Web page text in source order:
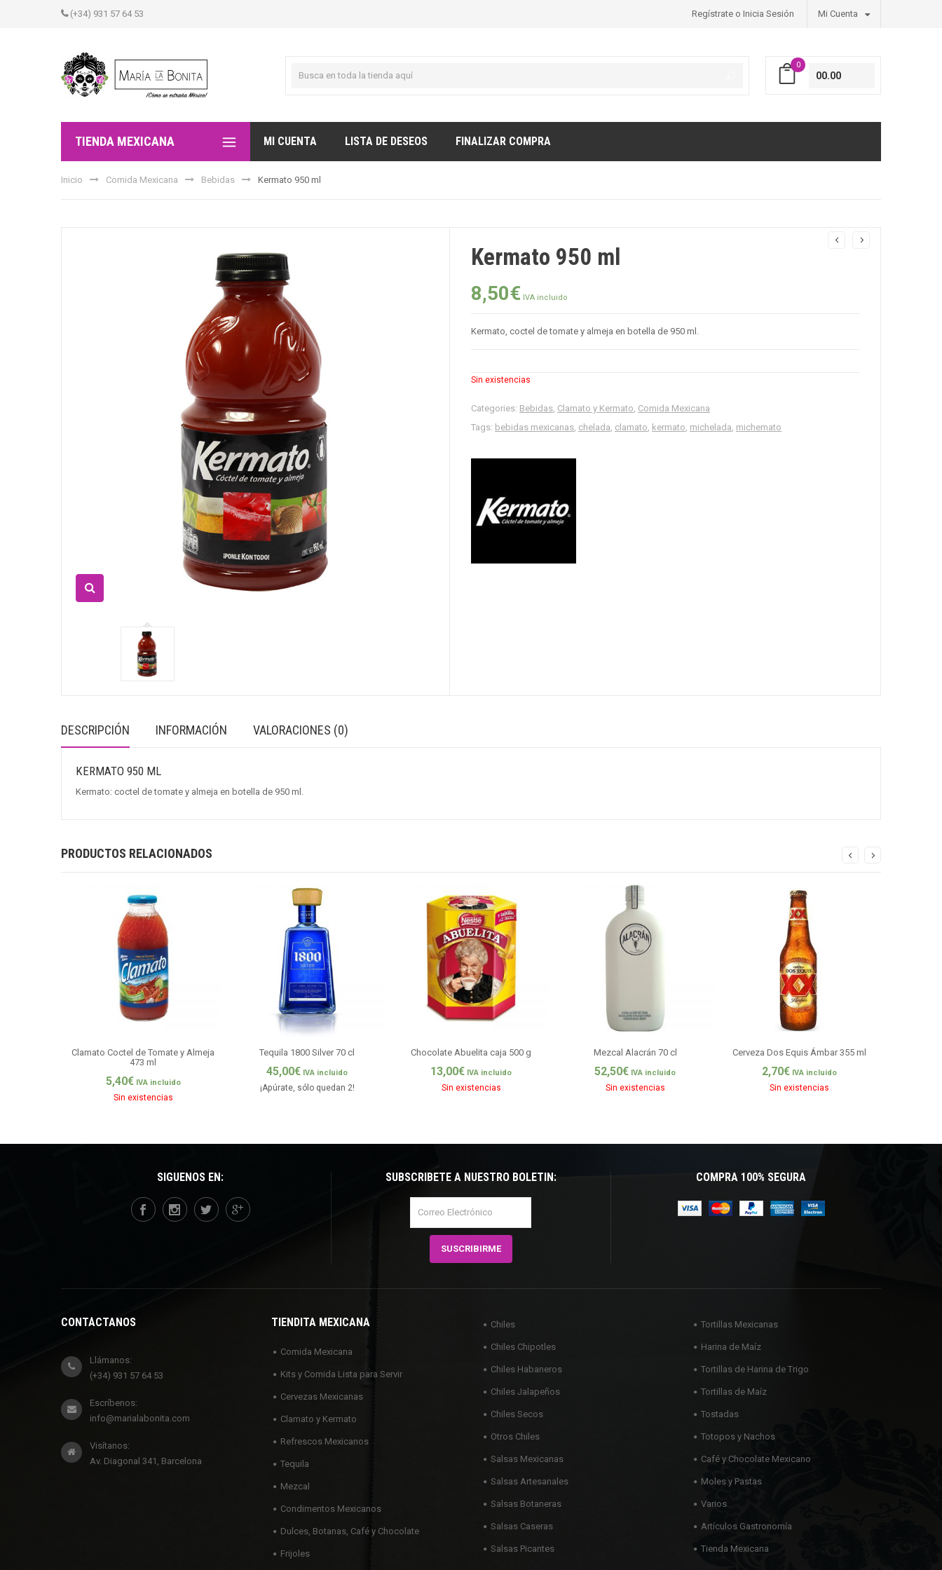
(+34) 931 57 64 53 Regístrate o Inicia Sesión Mi Cuenta
0
00.00
TIENDA MEXICANA MI CUENTA LISTA DE DESEOS FINALIZAR COMPRA
Inicio Comida Mexicana Bebidas Kermato 950 ml
Kermato 950 ml
8,50€ IVA incluido
Kermato, coctel de tomate y almeja en botella de 950 ml.
Sin existencias
Categories: Bebidas, Clamato y Kermato, Comida Mexicana
Tags: bebidas mexicanas, chelada, clamato, kermato, michelada, michemato
DESCRIPCIÓN INFORMACIÓN VALORACIONES (0)
KERMATO 950 ML
Kermato: coctel de tomate y almeja en botella de 950 ml.
PRODUCTOS RELACIONADOS
Clamato Coctel de Tomate y Almeja
473 ml
5,40€ IVA incluido
Sin existencias
Tequila 1800 Silver 70 cl
45,00€ IVA incluido
¡Apúrate, sólo quedan 2!
Chocolate Abuelita caja 500 g
13,00€ IVA incluido
Sin existencias
Mezcal Alacrán 70 cl
52,50€ IVA incluido
Sin existencias
Cerveza Dos Equis Ámbar 355 ml
2,70€ IVA incluido
Sin existencias
SÍGUENOS EN: SUBSCRÍBETE A NUESTRO BOLETÍN: COMPRA 100% SEGURA
CONTÁCTANOS
Llámanos:
(+34) 931 57 64 53
Escríbenos:
info@marialabonita.com
Visítanos:
Av. Diagonal 341, Barcelona
TIENDITA MEXICANA
Comida Mexicana
Kits y Comida Lista para Servir
Cervezas Mexicanas
Clamato y Kermato
Refrescos Mexicanos
Tequila
Mezcal
Condimentos Mexicanos
Dulces, Botanas, Café y Chocolate
Frijoles
Chiles
Chiles Chipotles
Chiles Habaneros
Chiles Jalapeños
Chiles Secos
Otros Chiles
Salsas Mexicanas
Salsas Artesanales
Salsas Botaneras
Salsas Caseras
Salsas Picantes
Tortillas Mexicanas
Harina de Maíz
Tortillas de Harina de Trigo
Tortillas de Maíz
Tostadas
Totopos y Nachos
Café y Chocolate Mexicano
Moles y Pastas
Varios
Artículos Gastronomía
Tienda Mexicana